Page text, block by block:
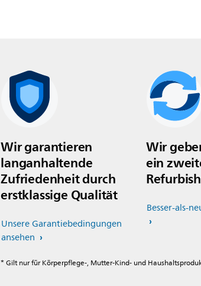
Wir garantieren
langanhaltende
Zufriedenheit durch
erstklassige Qualität
Unsere Garantiebedingungen
ansehen
Wir
ein
Besser-als-
* Gilt nur für Körperpflege-, Mutter-Kind- und